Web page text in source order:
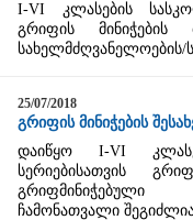
I-VI კლასების
გრიფის
25/07/2018
გრიფის მინიჭების
დაიწყო I-VI
სერიებისათვის
გრიფმინიჭებული
ჩამონათვალი